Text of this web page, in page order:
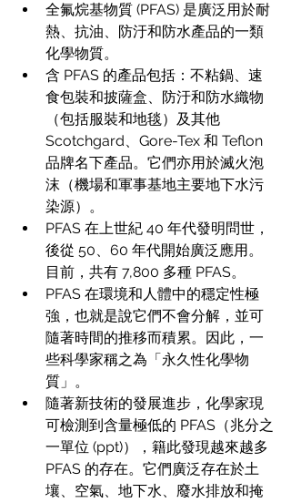
全氟烷基物質 (PFAS) 是廣泛用於耐
熱、抗油、防汙和防水產品的一類
化學物質。
含 PFAS 的產品包括：不粘鍋、速
食包裝和披薩盒、防汙和防水織物
（包括服裝和地毯）及其他
Scotchgard、Gore-Tex 和 Teflon
品牌名下產品。它們亦用於滅火泡
沫（機場和軍事基地主要地下水污
染源）。
PFAS 在上世紀 40 年代發明問世，
後從 50、60 年代開始廣泛應用。
目前，共有 7,800 多種 PFAS。
PFAS 在環境和人體中的穩定性極
強，也就是說它們不會分解，並可
隨著時間的推移而積累。因此，一
些科學家稱之為「永久性化學物
質」。
隨著新技術的發展進步，化學家現
可檢測到含量極低的 PFAS（兆分之
一單位 (ppt)），籍此發現越來越多
PFAS 的存在。它們廣泛存在於土
壤、空氣、地下水、廢水排放和掩